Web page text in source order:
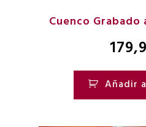
Cuenco Grabado
Añadir